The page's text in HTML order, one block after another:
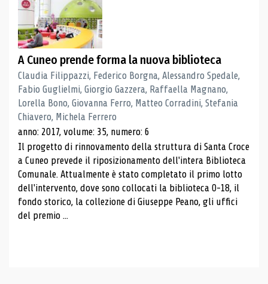
A Cuneo prende forma la nuova biblioteca
Claudia Filippazzi, Federico Borgna, Alessandro Spedale,
Fabio Guglielmi, Giorgio Gazzera, Raffaella Magnano,
Lorella Bono, Giovanna Ferro, Matteo Corradini, Stefania
Chiavero, Michela Ferrero
anno: 2017, volume: 35, numero: 6
Il progetto di rinnovamento della struttura di Santa Croce
a Cuneo prevede il riposizionamento dell'intera Biblioteca
Comunale. Attualmente è stato completato il primo lotto
dell'intervento, dove sono collocati la biblioteca 0-18, il
fondo storico, la collezione di Giuseppe Peano, gli uffici
del premio ...